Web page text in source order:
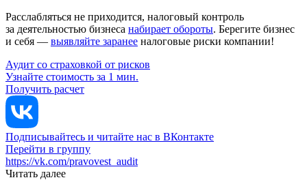
Расслабляться не приходится, налоговый контроль
за деятельностью бизнеса набирает обороты. Берегите бизнес
и себя — выявляйте заранее налоговые риски компании!
Аудит со страховкой от рисков
Узнайте стоимость за 1 мин.
Получить расчет
Подписывайтесь и читайте нас в ВКонтакте
Перейти в группу
https://vk.com/pravovest_audit
Читать далее